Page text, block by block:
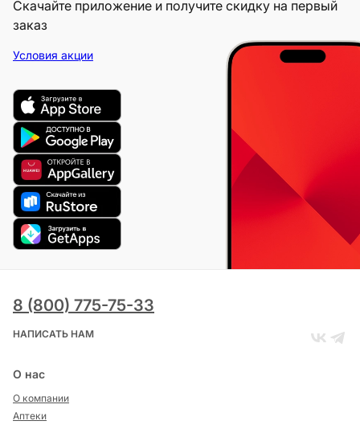
Скачайте приложение и получите скидку на первый
заказ
Условия акции
8 (800) 775-75-33
НАПИСАТЬ НАМ
О нас
О компании
Аптеки